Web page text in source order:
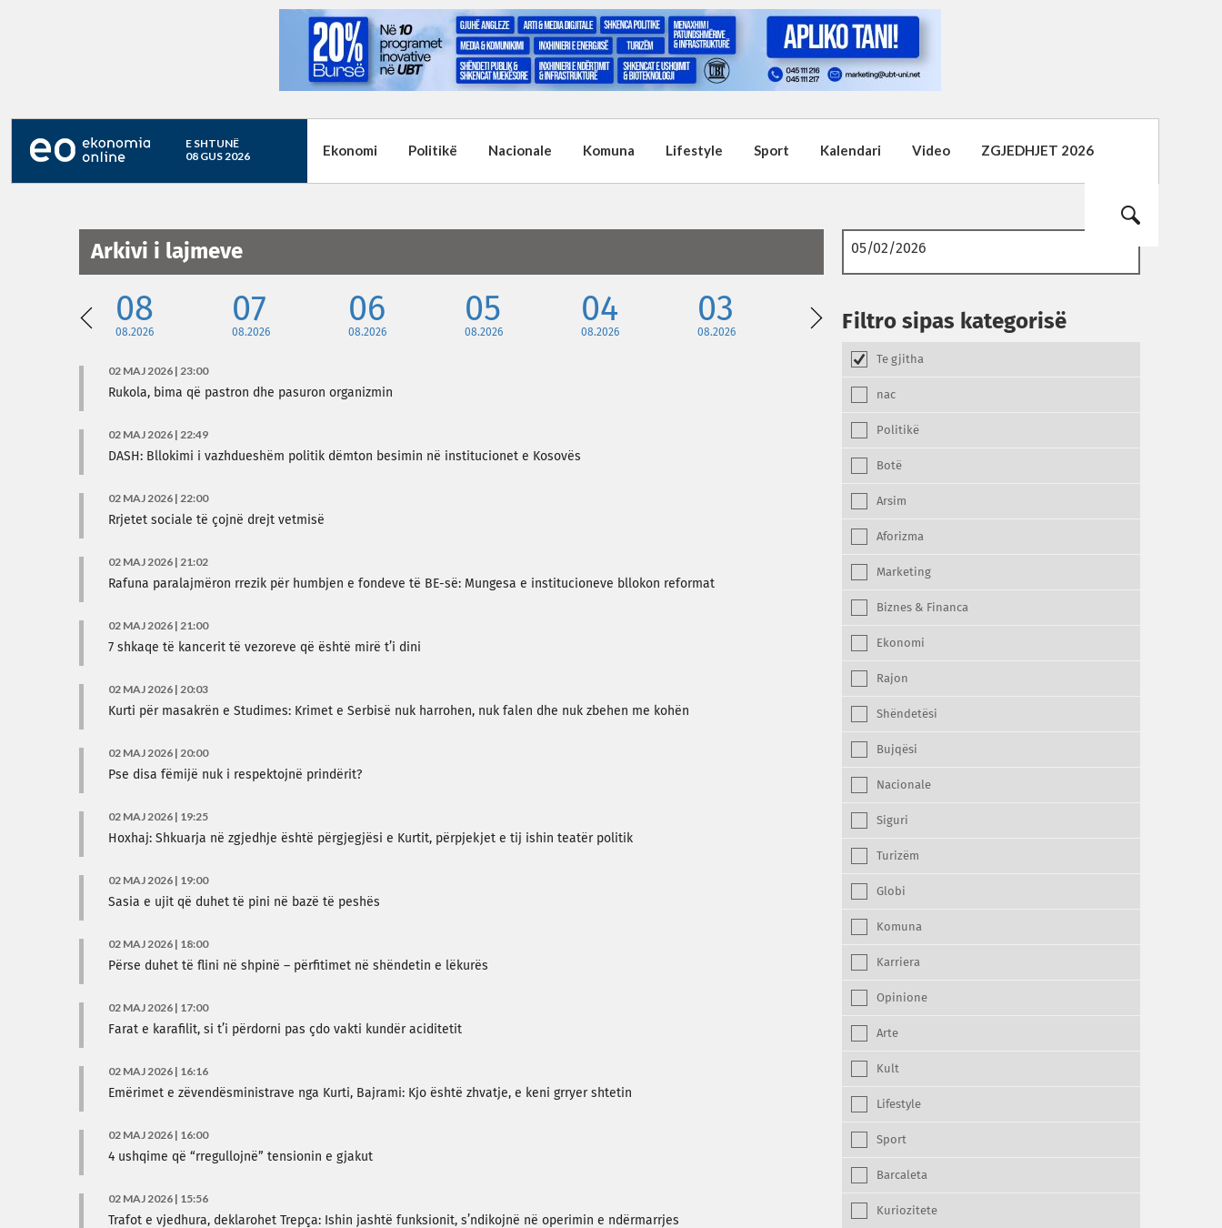
E SHTUNË
08 GUS 2026
Ekonomi Politikë Nacionale Komuna Lifestyle Sport Kalendari Video ZGJEDHJET 2026
Arkivi i lajmeve
08
08.2026
07
08.2026
06
08.2026
05
08.2026
04
08.2026
03
08.2026
02 01
02 MAJ 2026 | 23:00
Rukola, bima që pastron dhe pasuron organizmin
02 MAJ 2026 | 22:49
DASH: Bllokimi i vazhdueshëm politik dëmton besimin në institucionet e Kosovës
02 MAJ 2026 | 22:00
Rrjetet sociale të çojnë drejt vetmisë
02 MAJ 2026 | 21:02
Rafuna paralajmëron rrezik për humbjen e fondeve të BE-së: Mungesa e institucioneve bllokon reformat
02 MAJ 2026 | 21:00
7 shkaqe të kancerit të vezoreve që është mirë t’i dini
02 MAJ 2026 | 20:03
Kurti për masakrën e Studimes: Krimet e Serbisë nuk harrohen, nuk falen dhe nuk zbehen me kohën
02 MAJ 2026 | 20:00
Pse disa fëmijë nuk i respektojnë prindërit?
02 MAJ 2026 | 19:25
Hoxhaj: Shkuarja në zgjedhje është përgjegjësi e Kurtit, përpjekjet e tij ishin teatër politik
02 MAJ 2026 | 19:00
Sasia e ujit që duhet të pini në bazë të peshës
02 MAJ 2026 | 18:00
Përse duhet të flini në shpinë – përfitimet në shëndetin e lëkurës
02 MAJ 2026 | 17:00
Farat e karafilit, si t’i përdorni pas çdo vakti kundër aciditetit
02 MAJ 2026 | 16:16
Emërimet e zëvendësministrave nga Kurti, Bajrami: Kjo është zhvatje, e keni grryer shtetin
02 MAJ 2026 | 16:00
4 ushqime që “rregullojnë” tensionin e gjakut
02 MAJ 2026 | 15:56
Trafot e vjedhura, deklarohet Trepça: Ishin jashtë funksionit, s’ndikojnë në operimin e ndërmarrjes
Filtro sipas kategorisë
Te gjitha
nac
Politikë
Botë
Arsim
Aforizma
Marketing
Biznes & Financa
Ekonomi
Rajon
Shëndetësi
Bujqësi
Nacionale
Siguri
Turizëm
Globi
Komuna
Karriera
Opinione
Arte
Kult
Lifestyle
Sport
Barcaleta
Kuriozitete